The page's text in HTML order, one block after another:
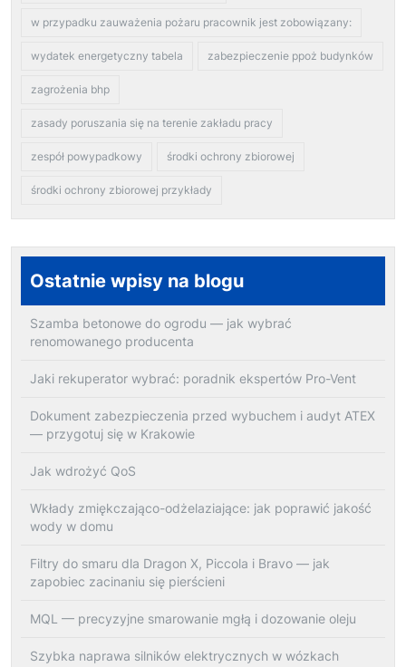
w przypadku zauważenia pożaru pracownik jest zobowiązany:
wydatek energetyczny tabela zabezpieczenie ppoż budynków
zagrożenia bhp
zasady poruszania się na terenie zakładu pracy
zespół powypadkowy środki ochrony zbiorowej
środki ochrony zbiorowej przykłady
Ostatnie wpisy na blogu
Szamba betonowe do ogrodu — jak wybrać
renomowanego producenta
Jaki rekuperator wybrać: poradnik ekspertów Pro-Vent
Dokument zabezpieczenia przed wybuchem i audyt ATEX
— przygotuj się w Krakowie
Jak wdrożyć QoS
Wkłady zmiękczająco-odżelaziające: jak poprawić jakość
wody w domu
Filtry do smaru dla Dragon X, Piccola i Bravo — jak
zapobiec zacinaniu się pierścieni
MQL — precyzyjne smarowanie mgłą i dozowanie oleju
Szybka naprawa silników elektrycznych w wózkach